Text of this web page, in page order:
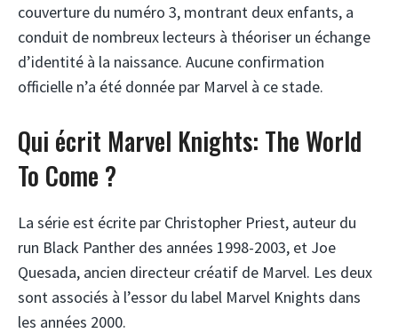
couverture du numéro 3, montrant deux enfants, a
conduit de nombreux lecteurs à théoriser un échange
d’identité à la naissance. Aucune confirmation
officielle n’a été donnée par Marvel à ce stade.
Qui écrit Marvel Knights: The World
To Come ?
La série est écrite par Christopher Priest, auteur du
run Black Panther des années 1998-2003, et Joe
Quesada, ancien directeur créatif de Marvel. Les deux
sont associés à l’essor du label Marvel Knights dans
les années 2000.